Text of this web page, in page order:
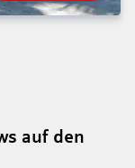
auf den